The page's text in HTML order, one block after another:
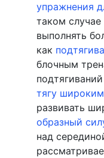
упражнения
таком случае
выполнять
как
блочным
тягу
развивать
образный
над